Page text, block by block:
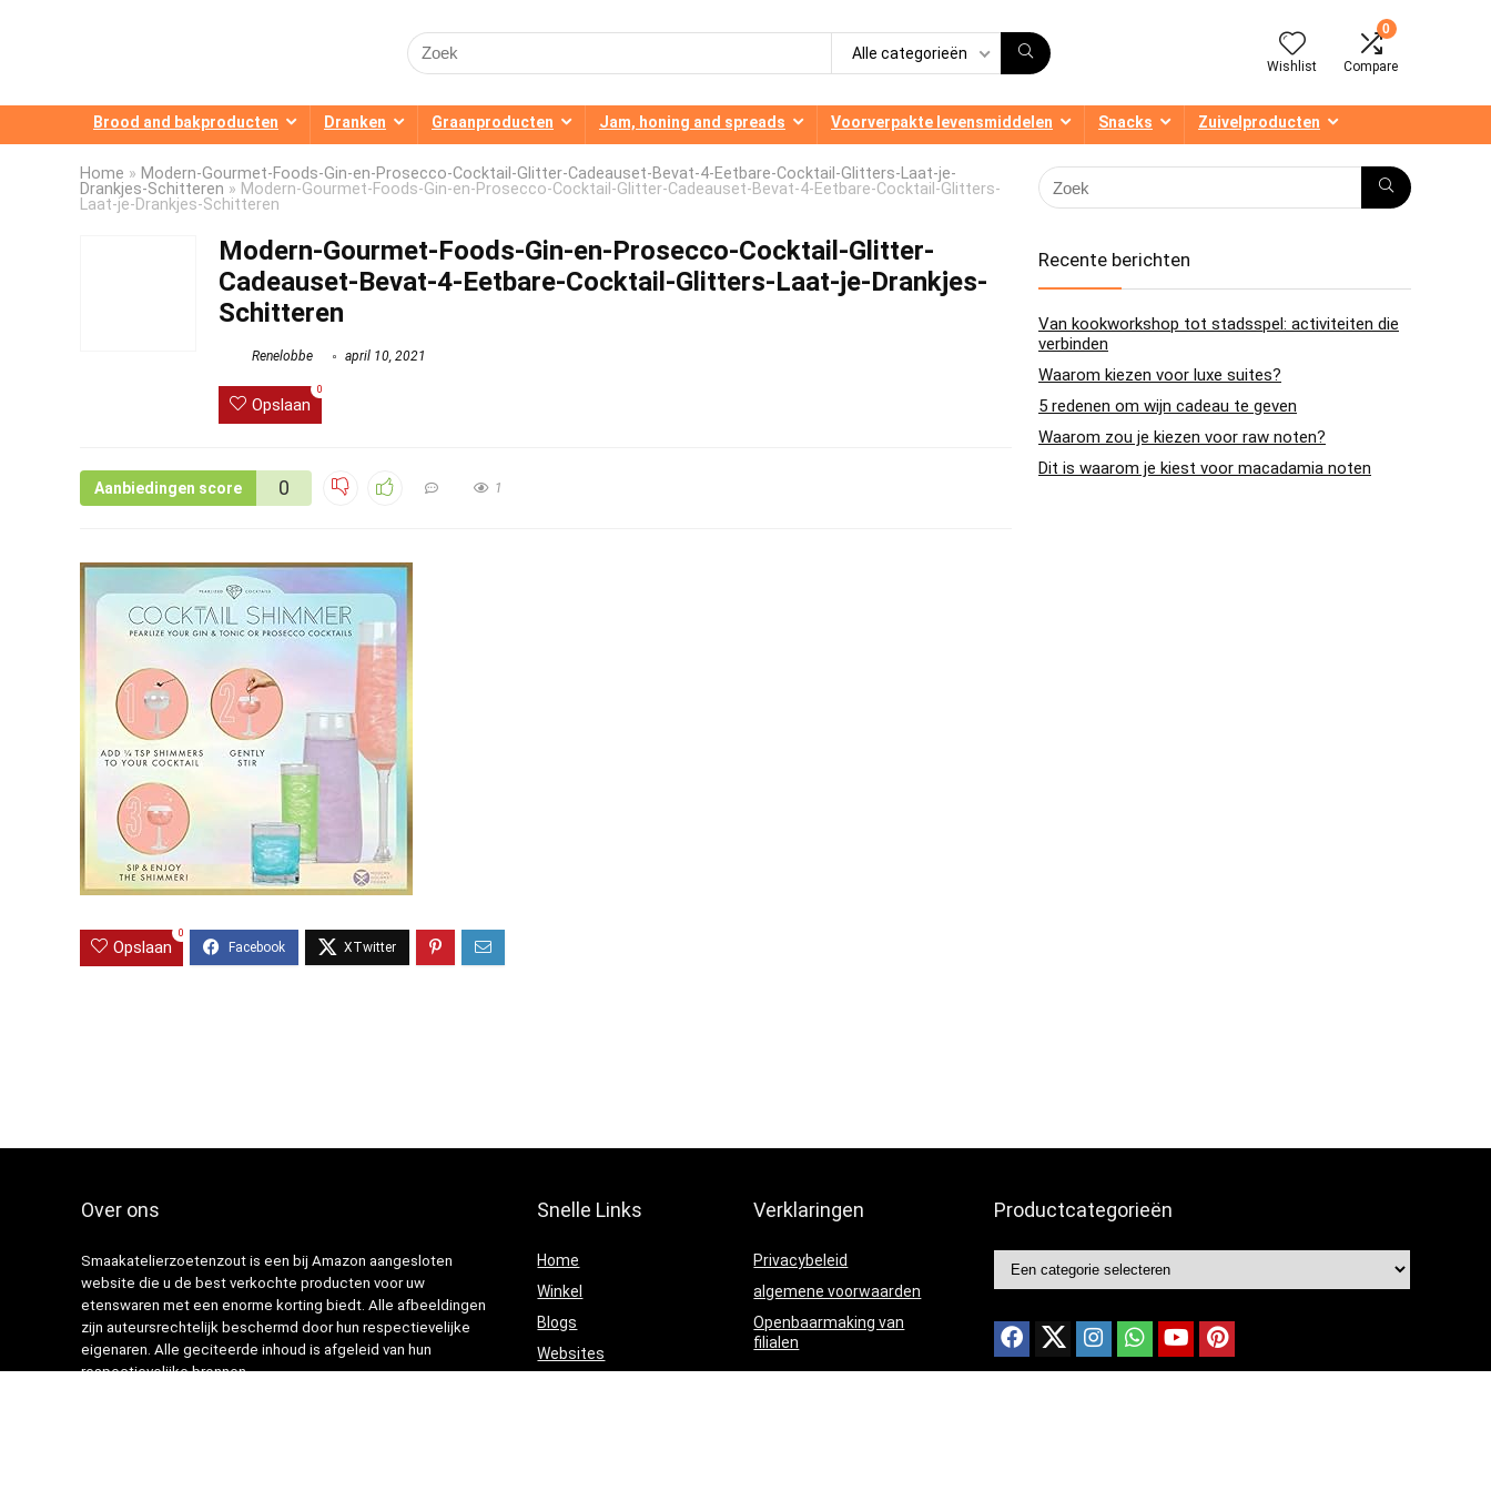
Search
for:
Alle categorieën
Wishlist
0
Compare
Brood and bakproducten Dranken Graanproducten Jam, honing and spreads Voorverpakte levensmiddelen Snacks Zuivelproducten
Home » Modern-Gourmet-Foods-Gin-en-Prosecco-Cocktail-Glitter-Cadeauset-Bevat-4-Eetbare-Cocktail-Glitters-Laat-je-
Drankjes-Schitteren » Modern-Gourmet-Foods-Gin-en-Prosecco-Cocktail-Glitter-Cadeauset-Bevat-4-Eetbare-Cocktail-Glitters-
Laat-je-Drankjes-Schitteren
Modern-Gourmet-Foods-Gin-en-Prosecco-Cocktail-Glitter-
Cadeauset-Bevat-4-Eetbare-Cocktail-Glitters-Laat-je-Drankjes-
Schitteren
Renelobbe april 10, 2021
Opslaan
0
Aanbiedingen score 0 1
Opslaan
0
Recente berichten
Van kookworkshop tot stadsspel: activiteiten die
verbinden
Waarom kiezen voor luxe suites?
5 redenen om wijn cadeau te geven
Waarom zou je kiezen voor raw noten?
Dit is waarom je kiest voor macadamia noten
Over ons
Smaakatelierzoetenzout is een bij Amazon aangesloten
website die u de best verkochte producten voor uw
etenswaren met een enorme korting biedt. Alle afbeeldingen
zijn auteursrechtelijk beschermd door hun respectievelijke
eigenaren. Alle geciteerde inhoud is afgeleid van hun
respectievelijke bronnen.
Snelle Links
Home
Winkel
Blogs
Websites
Verklaringen
Privacybeleid
algemene voorwaarden
Openbaarmaking van
filialen
Productcategorieën